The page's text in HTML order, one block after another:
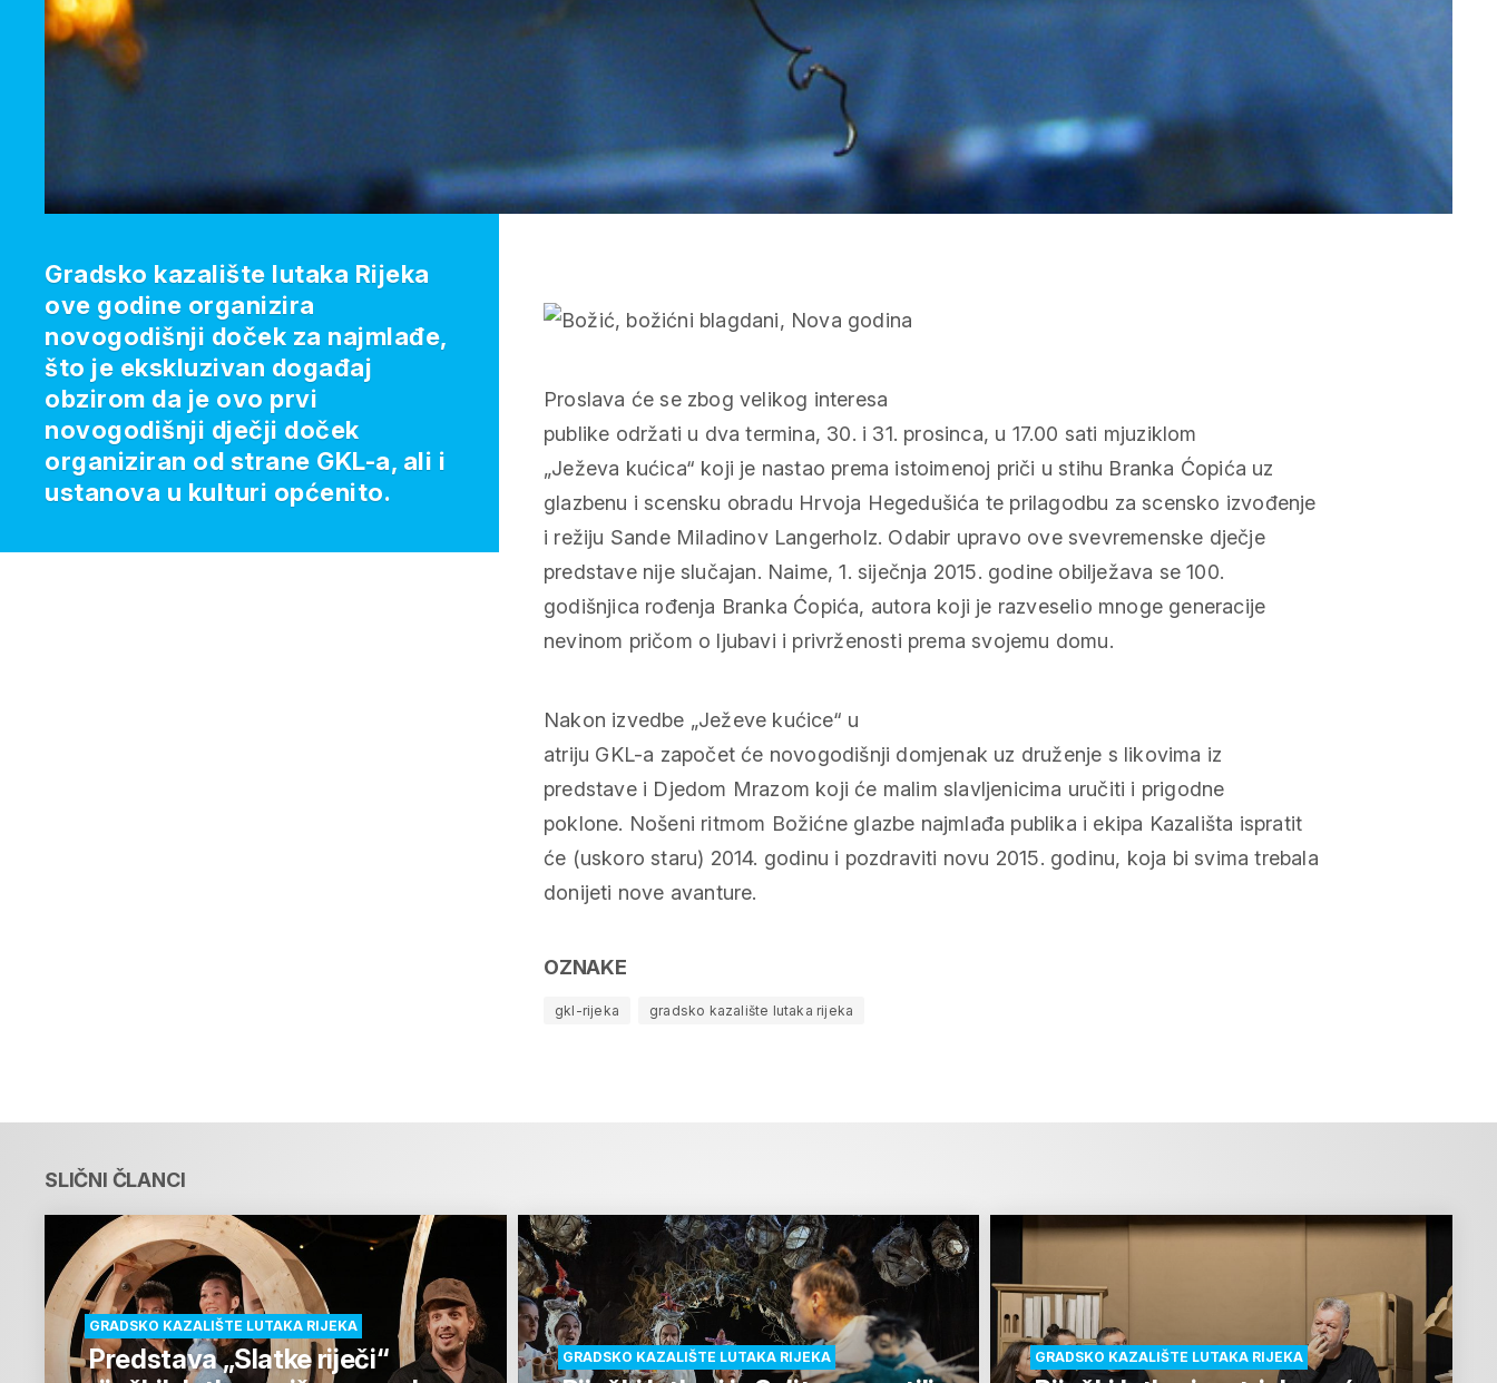
Proslava će se zbog velikog interesa
publike održati u dva termina, 30. i 31. prosinca, u 17.00 sati mjuziklom
„Ježeva kućica“ koji je nastao prema istoimenoj priči u stihu Branka Ćopića uz
glazbenu i scensku obradu Hrvoja Hegedušića te prilagodbu za scensko izvođenje
i režiju Sande Miladinov Langerholz. Odabir upravo ove svevremenske dječje
predstave nije slučajan. Naime, 1. siječnja 2015. godine obilježava se 100.
godišnjica rođenja Branka Ćopića, autora koji je razveselio mnoge generacije
nevinom pričom o ljubavi i privrženosti prema svojemu domu.
Nakon izvedbe „Ježeve kućice“ u
atriju GKL-a započet će novogodišnji domjenak uz druženje s likovima iz
predstave i Djedom Mrazom koji će malim slavljenicima uručiti i prigodne
poklone. Nošeni ritmom Božićne glazbe najmlađa publika i ekipa Kazališta ispratit
će (uskoro staru) 2014. godinu i pozdraviti novu 2015. godinu, koja bi svima trebala
donijeti nove avanture.
OZNAKE
gkl-rijeka gradsko kazalište lutaka rijeka
Gradsko kazalište lutaka Rijeka
ove godine organizira
novogodišnji doček za najmlađe,
što je ekskluzivan događaj
obzirom da je ovo prvi
novogodišnji dječji doček
organiziran od strane GKL-a, ali i
ustanova u kulturi općenito.
SLIČNI ČLANCI
GRADSKO KAZALIŠTE LUTAKA RIJEKA
Predstava „Slatke riječi“
GRADSKO KAZALIŠTE LUTAKA RIJEKA GRADSKO KAZALIŠTE LUTAKA RIJEKA